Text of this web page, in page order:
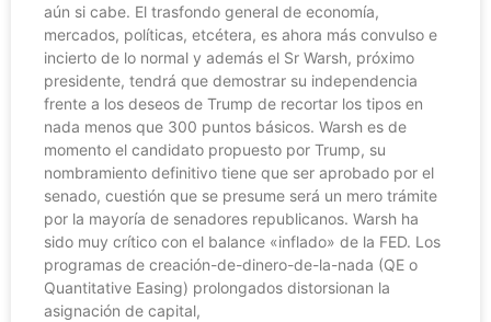
aún si cabe. El trasfondo general de economía,
mercados, políticas, etcétera, es ahora más convulso e
incierto de lo normal y además el Sr Warsh, próximo
presidente, tendrá que demostrar su independencia
frente a los deseos de Trump de recortar los tipos en
nada menos que 300 puntos básicos. Warsh es de
momento el candidato propuesto por Trump, su
nombramiento definitivo tiene que ser aprobado por el
senado, cuestión que se presume será un mero trámite
por la mayoría de senadores republicanos. Warsh ha
sido muy crítico con el balance «inflado» de la FED. Los
programas de creación-de-dinero-de-la-nada (QE o
Quantitative Easing) prolongados distorsionan la
asignación de capital,